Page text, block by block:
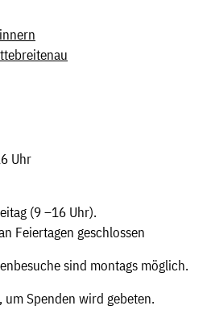
Uhr
(9 –16 Uhr).
Feiertagen geschlossen
sind montags möglich.
Spenden wird gebeten.